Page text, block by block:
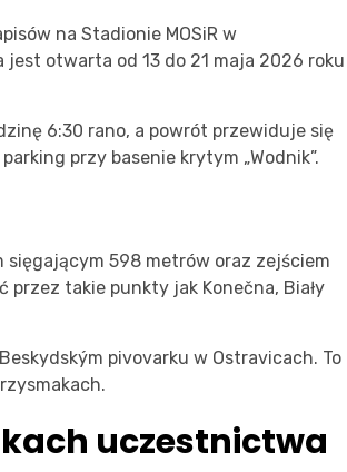
na Stadionie MOSiR w
otwarta od 13 do 21 maja 2026 roku
6:30 rano, a powrót przewiduje się
przy basenie krytym „Wodnik”.
sięgającym 598 metrów oraz zejściem
takie punkty jak Konečna, Biały
pivovarku w Ostravicach. To
uczestnictwa